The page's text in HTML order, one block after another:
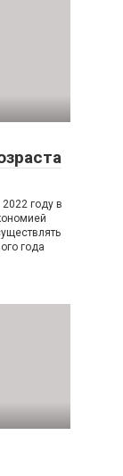
году в
года